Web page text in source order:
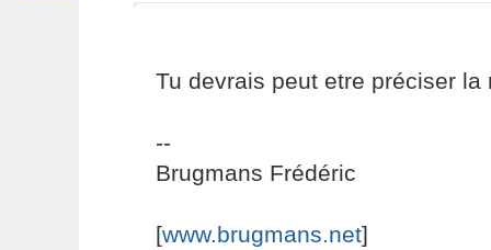
Tu devrais peut etre préciser la
--
Brugmans Frédéric
[www.brugmans.net]